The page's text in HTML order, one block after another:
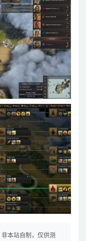
本站自制，仅供测